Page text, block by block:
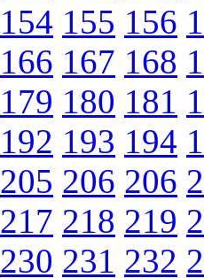
154 155 156
166 167 168
179 180 181
192 193 194
205 206 206
217 218 219
230 231 232